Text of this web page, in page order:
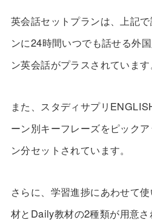
英会話セットプランは、上記
ンに24時間いつでも話せる外
ン英会話がプラスされています
また、スタディサプリ
ーン別キーフレーズをピック
ン分セットされています。
さらに、学習進捗にあわせて
材とDaily教材の2種類が用意